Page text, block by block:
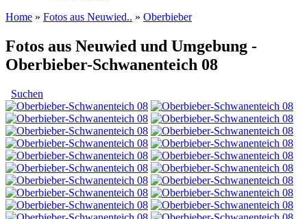
Home » Fotos aus Neuwied.. » Oberbieber
Fotos aus Neuwied und Umgebung -
Oberbieber-Schwanenteich 08
Suchen